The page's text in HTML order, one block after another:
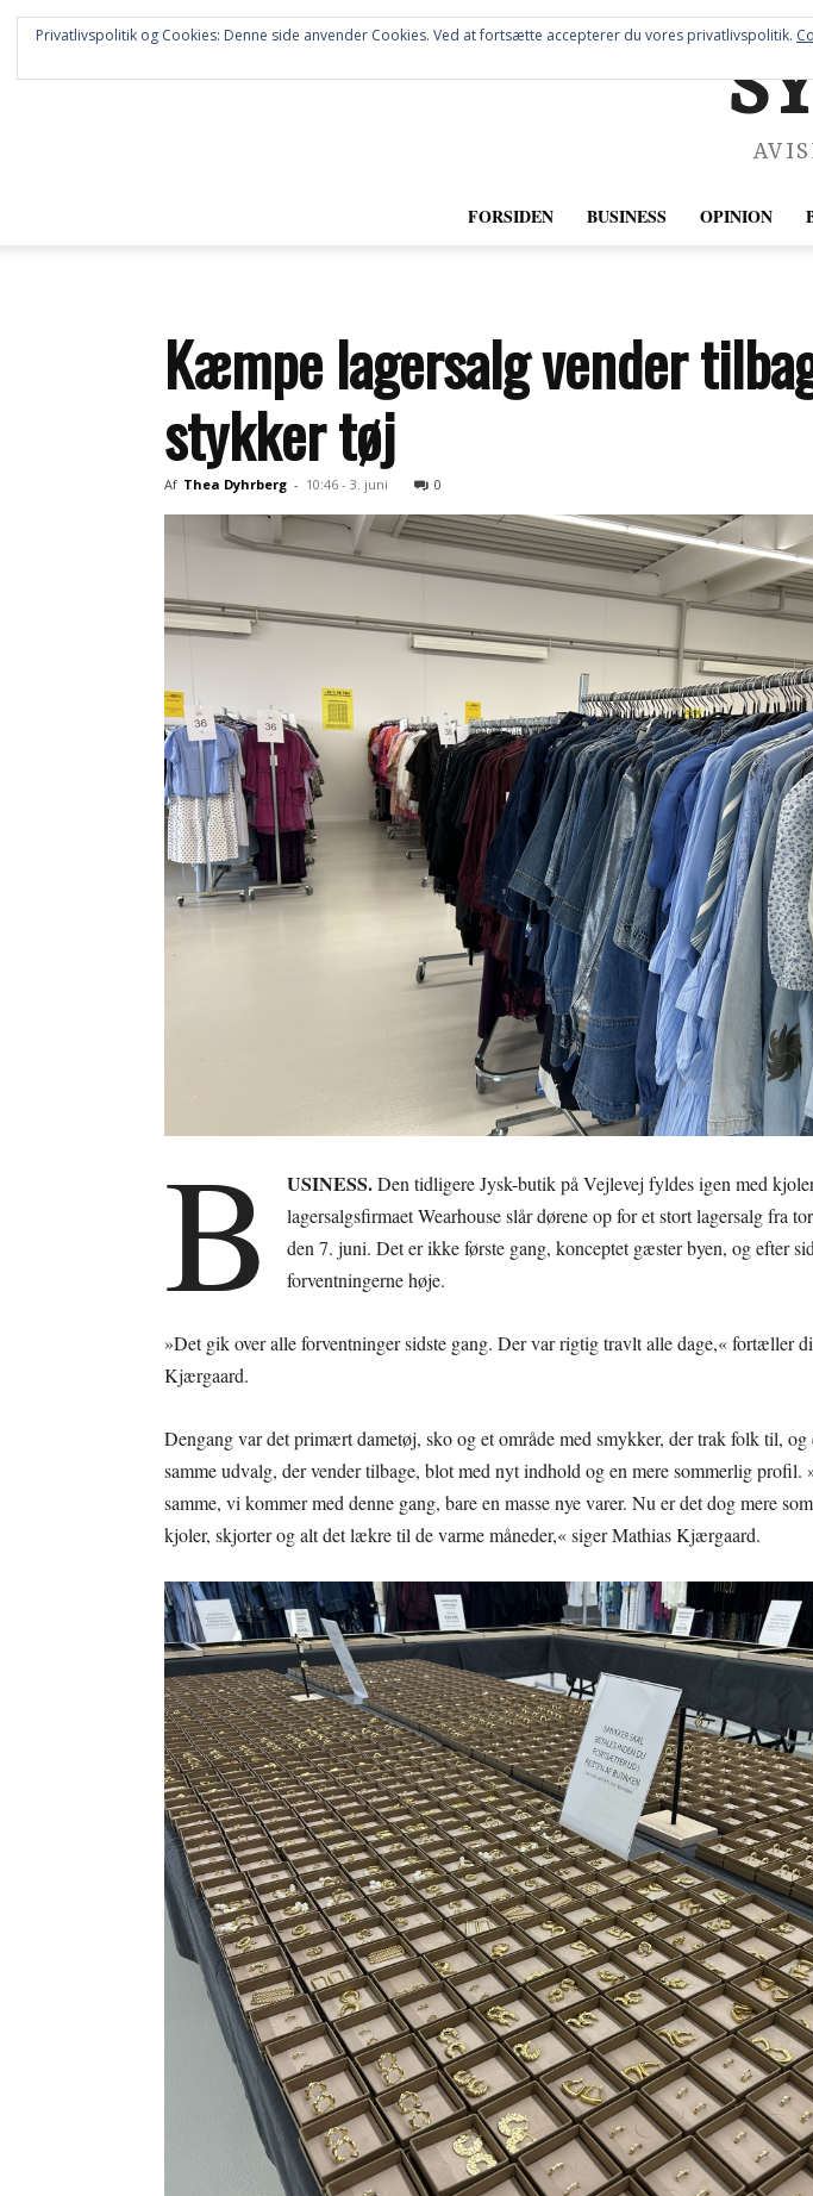
FORSIDEN BUSINESS OPINION
Kæmpe lagersalg vender
stykker tøj
Af Thea Dyhrberg - 10:46 - 3. juni 0
B USINESS.Den tidligere Jysk-butik på Vejlevej fyldes igen med
lagersalgsfirmaet Wearhouse slår dørene op for et stort lagersalg fra
den 7. juni. Det er ikke første gang, konceptet gæster byen, og efter
forventningerne høje.
»Det gik over alle forventninger sidste gang. Der var rigtig travlt alle dage,« fortæller
Kjærgaard.
Dengang var det primært dametøj, sko og et område med smykker, der trak folk til,
samme udvalg, der vender tilbage, blot med nyt indhold og en mere sommerlig profil.
samme, vi kommer med denne gang, bare en masse nye varer. Nu er det dog mere
kjoler, skjorter og alt det lækre til de varme måneder,« siger Mathias Kjærgaard.
Privatlivspolitik og Cookies: Denne side anvender Cookies. Ved at fortsætte accepterer du vores privatlivspolitik.